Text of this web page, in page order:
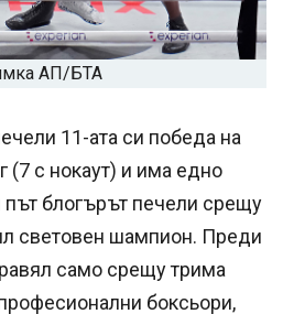
АП/БТА
11-ата си победа на
(7 с нокаут) и има едно
блогърът печели срещу
световен шампион. Преди
само срещу трима
боксьори,